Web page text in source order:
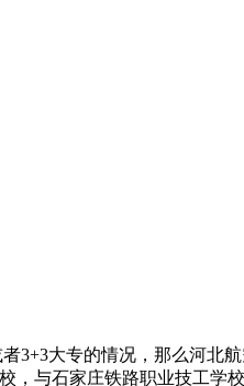
大专的情况，那么河北
与石家庄铁路职业技工学